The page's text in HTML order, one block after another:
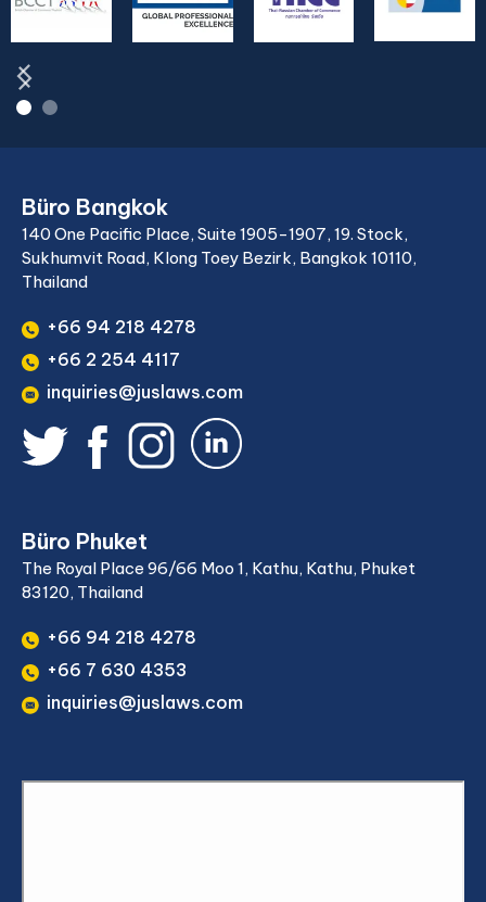
Büro Bangkok
140 One Pacific Place, Suite 1905-1907, 19. Stock,
Sukhumvit Road, Klong Toey Bezirk, Bangkok 10110,
Thailand
+66 94 218 4278
+66 2 254 4117
inquiries@juslaws.com
Büro Phuket
The Royal Place 96/66 Moo 1, Kathu, Kathu, Phuket
83120, Thailand
+66 94 218 4278
+66 7 630 4353
inquiries@juslaws.com